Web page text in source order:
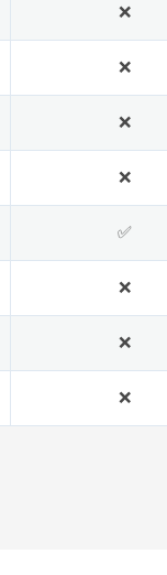
❌
❌
❌
❌
✅
❌
❌
❌